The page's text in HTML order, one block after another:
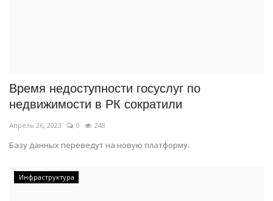
Время недоступности госуслуг по
недвижимости в РК сократили
Апрель 26, 2023 0 248
Базу данных переведут на новую платформу.
Инфраструктура